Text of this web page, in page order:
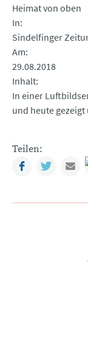
Heimat von oben
In
Sindelfinger
Am
29.08.2018
Inhalt
In einer
und heute
Teilen:
FacebookTwitter